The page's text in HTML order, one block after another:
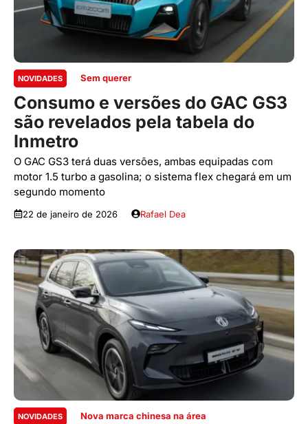
NOVIDADES Sem querer
Consumo e versões do GAC GS3
são revelados pela tabela do
Inmetro
O GAC GS3 terá duas versões, ambas equipadas com
motor 1.5 turbo a gasolina; o sistema flex chegará em um
segundo momento
22 de janeiro de 2026 Rafael Dea
NOVIDADES Nova marca chinesa na área